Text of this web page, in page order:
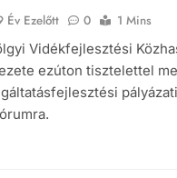
Év Ezelőtt 0
1 Mins
Vidékfejlesztési
ezúton tisztelettel